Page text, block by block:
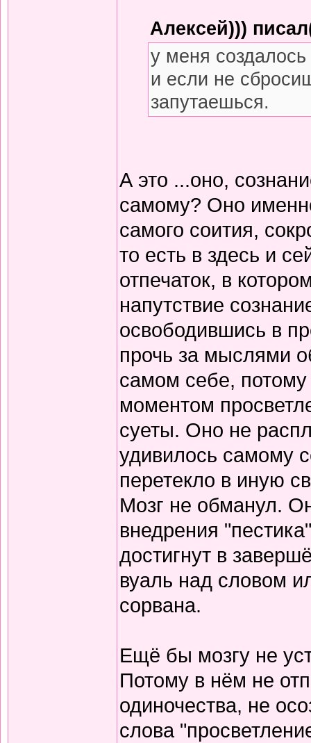
Алексей)))
у меня создалось
и если не
запутаешься.
А это ...оно,
самому? Оно
самого соития,
то есть в здесь и
отпечаток, в
напутствие
освободившись в
прочь за мыслями
самом себе, потому
моментом
суеты. Оно не
удивилось самому
перетекло в иную
Мозг не обманул.
внедрения
достигнут в
вуаль над словом
сорвана.
Ещё бы мозгу не
Потому в нём не
одиночества, не
слова